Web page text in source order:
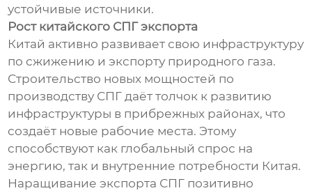
устойчивые источники.
Рост китайского СПГ экспорта
Китай активно развивает свою инфраструктуру
по сжижению и экспорту природного газа.
Строительство новых мощностей по
производству СПГ даёт толчок к развитию
инфраструктуры в прибрежных районах, что
создаёт новые рабочие места. Этому
способствуют как глобальный спрос на
энергию, так и внутренние потребности Китая.
Наращивание экспорта СПГ позитивно